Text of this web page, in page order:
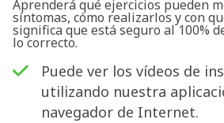
Aprenderá qué ejercicios pueden
síntomas, cómo realizarlos y con
significa que está seguro al 100%
lo correcto.
Puede ver los vídeos de
utilizando nuestra
navegador de Internet.